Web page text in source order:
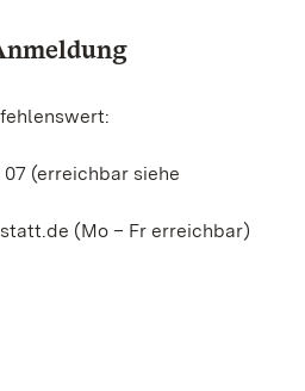
(erreichbar siehe
(Mo – Fr erreichbar)